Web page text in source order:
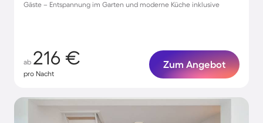
Gäste – Entspannung im Garten und moderne Küche inklusive
ab 216 €
pro Nacht
Zum Angebot